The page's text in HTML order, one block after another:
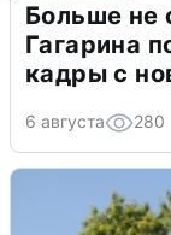
Больше не
Гагарина
кадры с
6 августа 280